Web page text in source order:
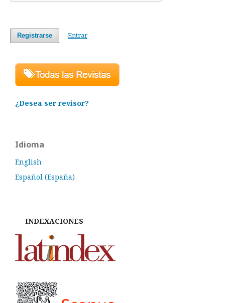
Registrarse Entrar
¿Desea ser revisor?
Idioma
English
Español (España)
INDEXACIONES